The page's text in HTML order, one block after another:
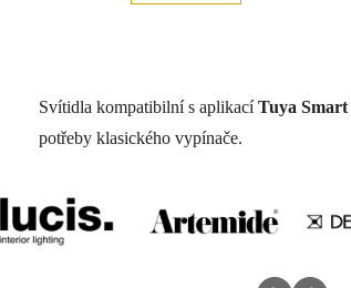
Svítidla kompatibilní s aplikacíTuya Smart
potřeby klasického vypínače.